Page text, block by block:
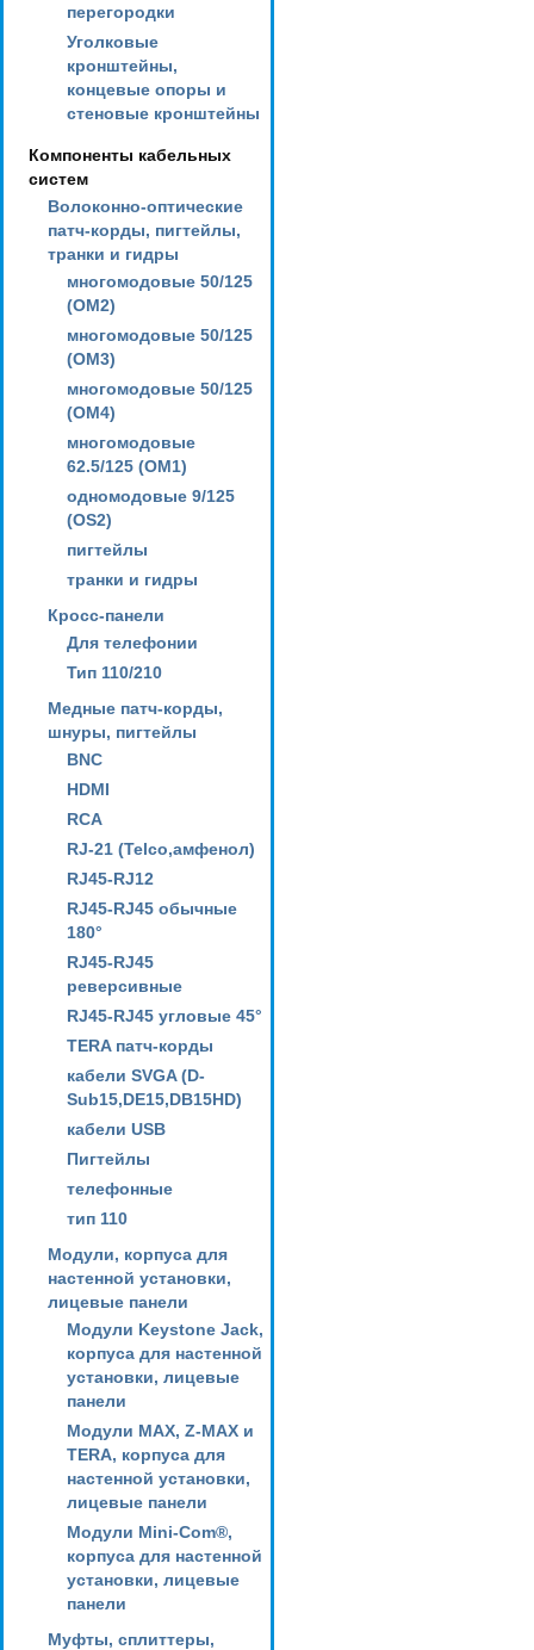
перегородки
Уголковые
кронштейны,
концевые опоры и
стеновые кронштейны
Компоненты кабельных
систем
Волоконно-оптические
патч-корды, пигтейлы,
транки и гидры
многомодовые 50/125
(OM2)
многомодовые 50/125
(OM3)
многомодовые 50/125
(OM4)
многомодовые
62.5/125 (OM1)
одномодовые 9/125
(OS2)
пигтейлы
транки и гидры
Кросс-панели
Для телефонии
Тип 110/210
Медные патч-корды,
шнуры, пигтейлы
BNC
HDMI
RCA
RJ-21 (Telco,амфенол)
RJ45-RJ12
RJ45-RJ45 обычные
180°
RJ45-RJ45
реверсивные
RJ45-RJ45 угловые 45°
TERA патч-корды
кабели SVGA (D-
Sub15,DE15,DB15HD)
кабели USB
Пигтейлы
телефонные
тип 110
Модули, корпуса для
настенной установки,
лицевые панели
Модули Keystone Jack,
корпуса для настенной
установки, лицевые
панели
Модули MAX, Z-MAX и
TERA, корпуса для
настенной установки,
лицевые панели
Модули Mini-Com®,
корпуса для настенной
установки, лицевые
панели
Муфты, сплиттеры,